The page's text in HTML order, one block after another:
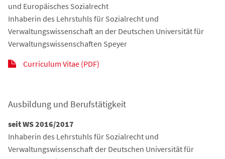
und Europäisches Sozialrecht
Inhaberin des Lehrstuhls für Sozialrecht und
Verwaltungswissenschaft an der Deutschen Universität für
Verwaltungswissenschaften Speyer
Curriculum Vitae (PDF)
Ausbildung und Berufstätigkeit
seit WS 2016/2017
Inhaberin des Lehrstuhls für Sozialrecht und
Verwaltungswissenschaft der Deutschen Universität für